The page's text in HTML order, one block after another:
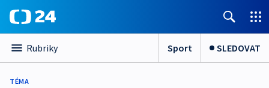
Rubriky Sport SLEDOVAT
TÉMA